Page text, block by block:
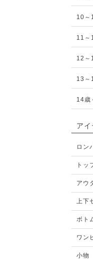
10～
11～
12～
13～
14歳
ア
ロン
トッ
アウ
上下
ボト
ワン
小物